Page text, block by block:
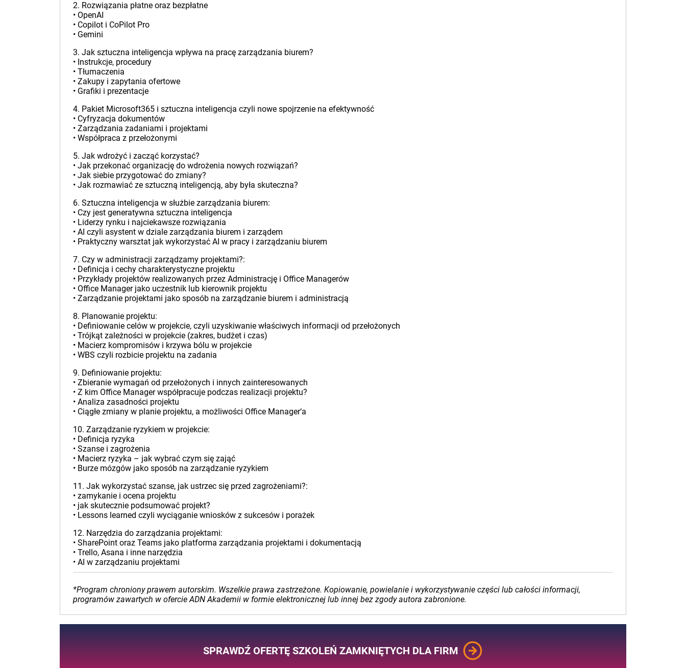
2. Rozwiązania płatne oraz bezpłatne
• OpenAI
• Copilot i CoPilot Pro
• Gemini
3. Jak sztuczna inteligencja wpływa na pracę zarządzania biurem?
• Instrukcje, procedury
• Tłumaczenia
• Zakupy i zapytania ofertowe
• Grafiki i prezentacje
4. Pakiet Microsoft365 i sztuczna inteligencja czyli nowe spojrzenie na efektywność
• Cyfryzacja dokumentów
• Zarządzania zadaniami i projektami
• Współpraca z przełożonymi
5. Jak wdrożyć i zacząć korzystać?
• Jak przekonać organizację do wdrożenia nowych rozwiązań?
• Jak siebie przygotować do zmiany?
• Jak rozmawiać ze sztuczną inteligencją, aby była skuteczna?
6. Sztuczna inteligencja w służbie zarządzania biurem:
• Czy jest generatywna sztuczna inteligencja
• Liderzy rynku i najciekawsze rozwiązania
• AI czyli asystent w dziale zarządzania biurem i zarządem
• Praktyczny warsztat jak wykorzystać AI w pracy i zarządzaniu biurem
7. Czy w administracji zarządzamy projektami?:
• Definicja i cechy charakterystyczne projektu
• Przykłady projektów realizowanych przez Administrację i Office Managerów
• Office Manager jako uczestnik lub kierownik projektu
• Zarządzanie projektami jako sposób na zarządzanie biurem i administracją
8. Planowanie projektu:
• Definiowanie celów w projekcie, czyli uzyskiwanie właściwych informacji od przełożonych
• Trójkąt zależności w projekcie (zakres, budżet i czas)
• Macierz kompromisów i krzywa bólu w projekcie
• WBS czyli rozbicie projektu na zadania
9. Definiowanie projektu:
• Zbieranie wymagań od przełożonych i innych zainteresowanych
• Z kim Office Manager współpracuje podczas realizacji projektu?
• Analiza zasadności projektu
• Ciągłe zmiany w planie projektu, a możliwości Office Manager‘a
10. Zarządzanie ryzykiem w projekcie:
• Definicja ryzyka
• Szanse i zagrożenia
• Macierz ryzyka – jak wybrać czym się zająć
• Burze mózgów jako sposób na zarządzanie ryzykiem
11. Jak wykorzystać szanse, jak ustrzec się przed zagrożeniami?:
• zamykanie i ocena projektu
• jak skutecznie podsumować projekt?
• Lessons learned czyli wyciąganie wniosków z sukcesów i porażek
12. Narzędzia do zarządzania projektami:
• SharePoint oraz Teams jako platforma zarządzania projektami i dokumentacją
• Trello, Asana i inne narzędzia
• AI w zarządzaniu projektami
*Program chroniony prawem autorskim. Wszelkie prawa zastrzeżone. Kopiowanie, powielanie i wykorzystywanie części lub całości informacji,
programów zawartych w ofercie ADN Akademii w formie elektronicznej lub innej bez zgody autora zabronione.
SPRAWDŹ OFERTĘ SZKOLEŃ ZAMKNIĘTYCH DLA FIRM